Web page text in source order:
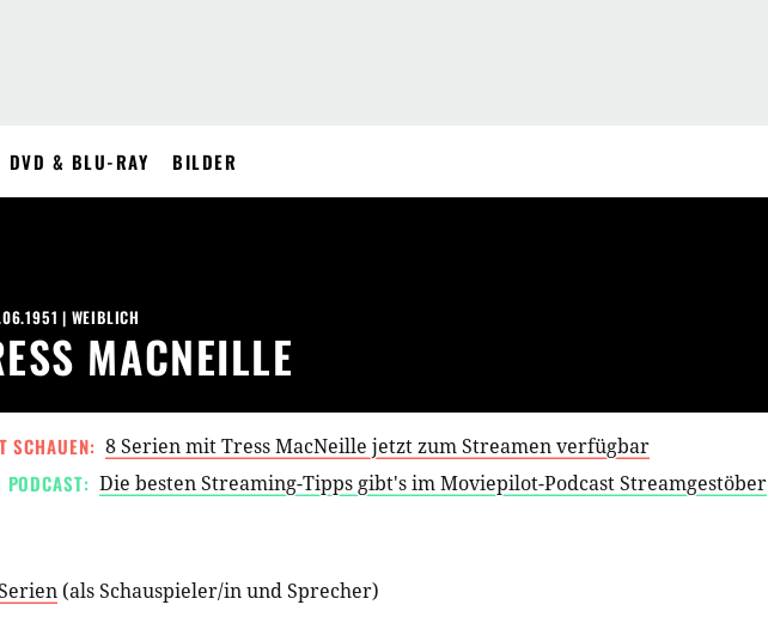
DVD & BLU-RAY BILDER
MACNEILLE
| WEIBLICH
SCHAUEN: 8 Serien mit Tress MacNeille jetzt zum Streamen verfügbar
PODCAST: Die besten Streaming-Tipps gibt's im Moviepilot-Podcast Streamgestöber
(alsSchauspieler/inundSprecher)